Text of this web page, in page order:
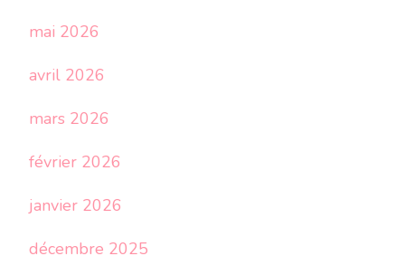
mai 2026
avril 2026
mars 2026
février 2026
janvier 2026
décembre 2025